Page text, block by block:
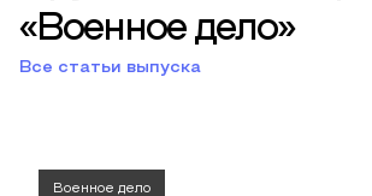
«Военное дело»
Все статьи выпуска
Военное дело